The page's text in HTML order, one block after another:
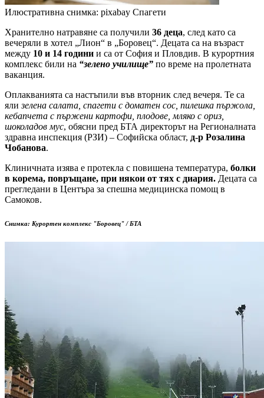
Илюстративна снимка: pixabay Спагети
Хранително натравяне са получили 36 деца, след като са
вечеряли в хотел „Лион“ в „Боровец“. Децата са на възраст
между 10 и 14 години и са от София и Пловдив. В курортния
комплекс били на “зелено училище” по време на пролетната
ваканция.
Оплакванията са настъпили във вторник след вечеря. Те са
ялизелена салата, спагети с доматен сос, пилешка пържола,
кебапчета с пържени картофи, плодове, мляко с ориз,
шоколадов мус, обясни пред БТА директорът на Регионалната
здравна инспекция (РЗИ) – Софийска област, д-р Розалина
Чобанова.
Клиничната изява е протекла с повишена температура, болки
в корема, повръщане, при някои от тях с диария. Децата са
прегледани в Центъра за спешна медицинска помощ в
Самоков.
Снимка: Курортен комплекс "Боровец" / БТА